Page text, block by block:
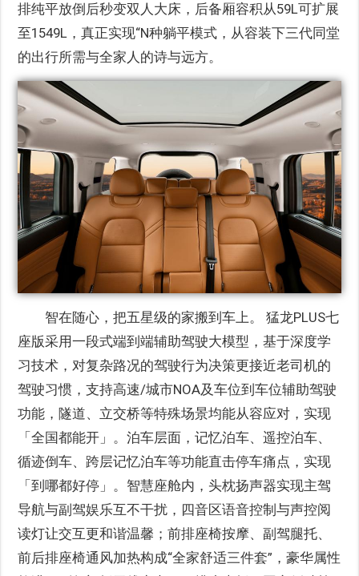
排纯平放倒后秒变双人大床，后备厢容积从59L可扩展
至1549L，真正实现“N种躺平模式，从容装下三代同堂
的出行所需与全家人的诗与远方。
智在随心，把五星级的家搬到车上。 猛龙PLUS七
座版采用一段式端到端辅助驾驶大模型，基于深度学
习技术，对复杂路况的驾驶行为决策更接近老司机的
驾驶习惯，支持高速/城市NOA及车位到车位辅助驾驶
功能，隧道、立交桥等特殊场景均能从容应对，实现
「全国都能开」。泊车层面，记忆泊车、遥控泊车、
循迹倒车、跨层记忆泊车等功能直击停车痛点，实现
「到哪都好停」。智慧座舱内，头枕扬声器实现主驾
导航与副驾娱乐互不干扰，四音区语音控制与声控阅
读灯让交互更和谐温馨；前排座椅按摩、副驾腿托、
前后排座椅通风加热构成“全家舒适三件套”，豪华属性